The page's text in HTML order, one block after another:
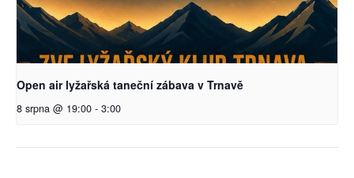
Open air lyžařská taneční zábava v Trnavě
8 srpna @ 19:00 - 3:00